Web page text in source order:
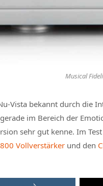
Musical
Vista bekannt durch die
im Bereich der
sehr gut kenne. Im
Vollverstärker und den